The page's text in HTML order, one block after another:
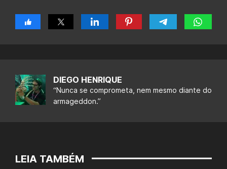
DIEGO HENRIQUE
“Nunca se comprometa, nem mesmo diante do
armageddon.”
LEIA TAMBÉM